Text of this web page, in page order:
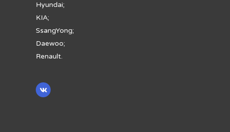
Hyundai;
KIA;
SsangYong;
Daewoo;
Renault.